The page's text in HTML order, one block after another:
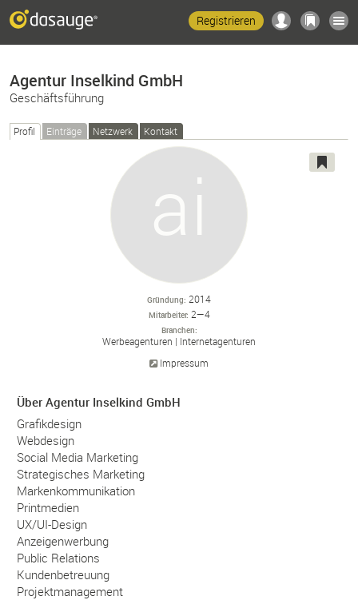
Registrieren
Agentur Inselkind GmbH
Geschäftsführung
Profil Einträge Netzwerk Kontakt
Gründung 2014
Mitarbeiter 2—4
Branchen
Werbeagenturen
Internetagenturen
Impressum
Über Agentur Inselkind GmbH
Grafikdesign
Webdesign
Social Media Marketing
Strategisches Marketing
Markenkommunikation
Printmedien
UX/UI-Design
Anzeigenwerbung
Public Relations
Kundenbetreuung
Projektmanagement